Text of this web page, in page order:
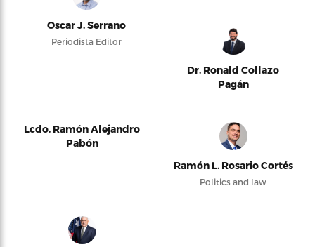
Oscar J. Serrano
Periodista Editor
Dr. Ronald Collazo
Pagán
Lcdo. Ramón Alejandro
Pabón
Ramón L. Rosario Cortés
Politics and law